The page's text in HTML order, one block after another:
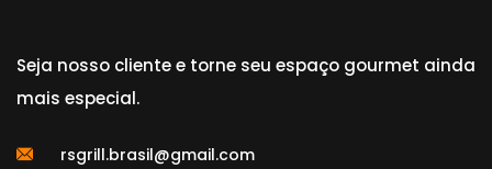
Seja nosso cliente e torne seu espaço gourmet ainda
mais especial.
rsgrill.brasil@gmail.com